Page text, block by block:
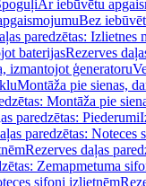
Ar iebūvētu
Bez
paredzētas: Izlietnes
baterijasRezerves
izmantojot ģeneratoru
Montāža pie sienas,
Montāža pie
paredzētas: Piederumi
paredzētas: Noteces
Rezerves daļas
Zemapmetuma
sifoni izlietnēm